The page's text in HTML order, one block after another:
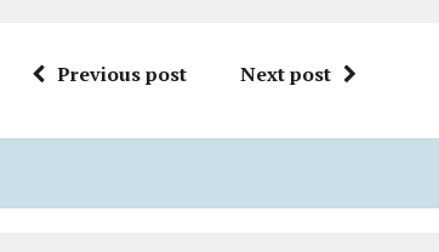
Previous post Next post